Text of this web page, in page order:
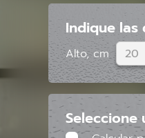
Indique las
Alto, cm
Seleccione